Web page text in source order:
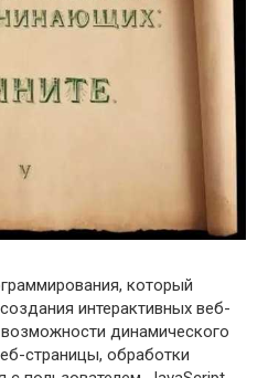
который
интерактивных веб-
динамического
страницы, обработки